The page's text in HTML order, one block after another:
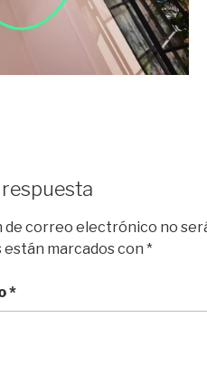
de correo electrónico no
marcados con *
*